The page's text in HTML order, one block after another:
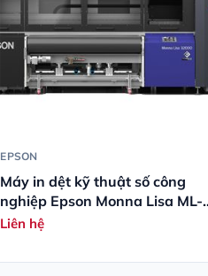
EPSON
Máy in dệt kỹ thuật số công
nghiệp Epson Monna Lisa ML-
32000-240
Liên hệ